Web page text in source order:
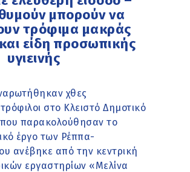
μπορούν να
τρόφιμα μακράς
είδη προσωπικής
υγιεινής
χθες
στο Κλειστό Δημοτικό
παρακολούθησαν το
έργο των Ρέππα-
ανέβηκε από την κεντρική
εργαστηρίων «Μελίνα